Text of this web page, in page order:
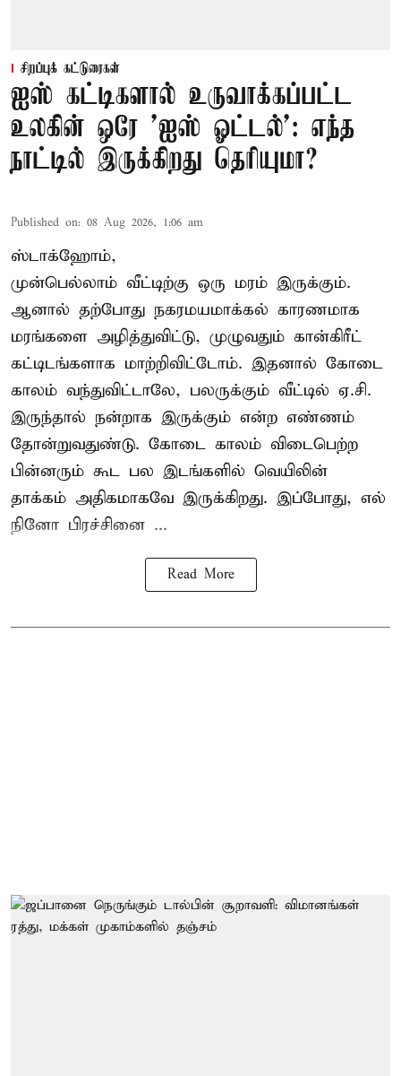
சிறப்புக் கட்டுரைகள்
ஐஸ் கட்டிகளால் உருவாக்கப்பட்ட
உலகின் ஒரே 'ஐஸ் ஓட்டல்': எந்த
நாட்டில் இருக்கிறது தெரியுமா?
Published on: 08 Aug 2026, 1:06 am
ஸ்டாக்ஹோம்,
முன்பெல்லாம் வீட்டிற்கு ஒரு மரம் இருக்கும்.
ஆனால் தற்போது நகரமயமாக்கல் காரணமாக
மரங்களை அழித்துவிட்டு, முழுவதும் கான்கிரீட்
கட்டிடங்களாக மாற்றிவிட்டோம். இதனால் கோடை
காலம் வந்துவிட்டாலே, பலருக்கும் வீட்டில் ஏ.சி.
இருந்தால் நன்றாக இருக்கும் என்ற எண்ணம்
தோன்றுவதுண்டு. கோடை காலம் விடைபெற்ற
பின்னரும் கூட பல இடங்களில் வெயிலின்
தாக்கம் அதிகமாகவே இருக்கிறது. இப்போது, எல்
நினோ பிரச்சினை ...
Read More